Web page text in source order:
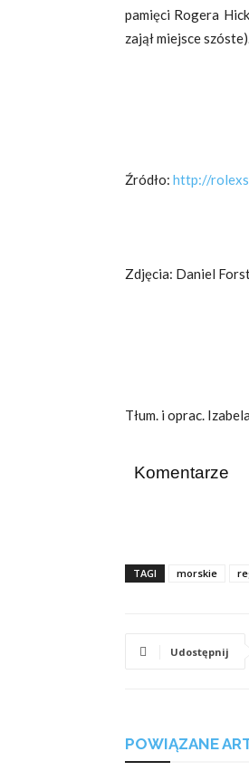
pamięci Rogera
zajął miejsce
Źródło: http://
Zdjęcia: Daniel
Tłum. i oprac.
Komentarze
TAGI morskie
Udostępnij
POWIĄZANE